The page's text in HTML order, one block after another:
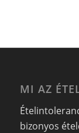
MI AZ
bizonyos